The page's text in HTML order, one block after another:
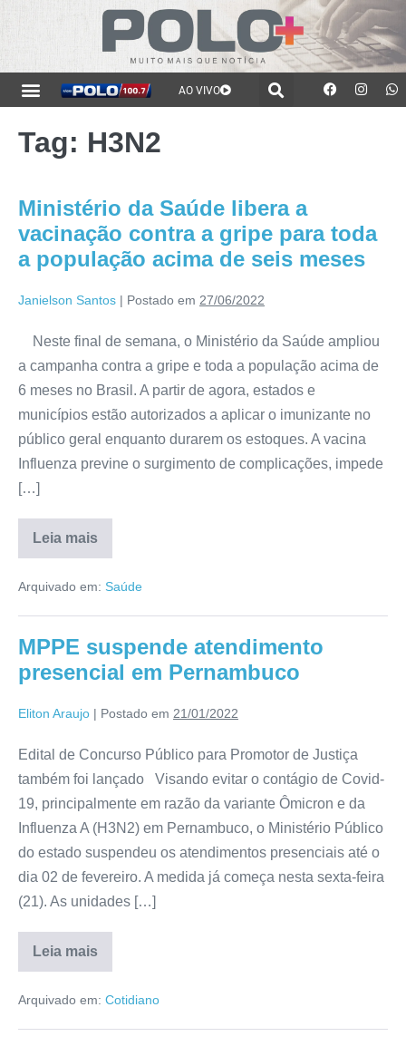
AO VIVO
Tag: H3N2
Ministério da Saúde libera a
vacinação contra a gripe para toda
a população acima de seis meses
Janielson Santos | Postado em 27/06/2022
Neste final de semana, o Ministério da Saúde ampliou
a campanha contra a gripe e toda a população acima de
6 meses no Brasil. A partir de agora, estados e
municípios estão autorizados a aplicar o imunizante no
público geral enquanto durarem os estoques. A vacina
Influenza previne o surgimento de complicações, impede
[…]
Leia mais
Arquivado em: Saúde
MPPE suspende atendimento
presencial em Pernambuco
Eliton Araujo | Postado em 21/01/2022
Edital de Concurso Público para Promotor de Justiça
também foi lançado Visando evitar o contágio de Covid-
19, principalmente em razão da variante Ômicron e da
Influenza A (H3N2) em Pernambuco, o Ministério Público
do estado suspendeu os atendimentos presenciais até o
dia 02 de fevereiro. A medida já começa nesta sexta-feira
(21). As unidades […]
Leia mais
Arquivado em: Cotidiano